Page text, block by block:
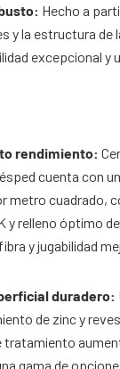
Hecho a
y la estructura de
excepcional y
rendimiento:
cuenta con
metro cuadrado,
relleno óptimo
y jugabilidad
duradero:
de zinc y
gama de